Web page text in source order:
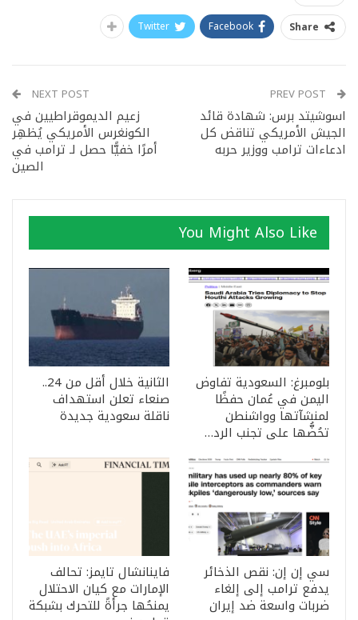
Share
Facebook
Twitter
اسوشيتد برس: شهادة قائد
الجيش الأمريكي تناقض كل
ادعاءات ترامب ووزير حربه
NEXT POST
زعيم الديموقراطيين في
الكونغرس الأمريكي يُظهِر
أمرًا خفيًّا حصل لـ ترامب في
الصين
You Might Also Like
بلومبرغ: السعودية تفاوض
اليمن في عُمان حفظًا
لمنشآتها وواشنطن
تحُضُّها على تجنب الرد…
الثانية خلال أقل من 24..
صنعاء تعلن استهداف
ناقلة سعودية جديدة
سي إن إن: نقص الذخائر
يدفع ترامب إلى إلغاء
ضربات واسعة ضد إيران
فاينانشال تايمز: تحالف
الإمارات مع كيان الاحتلال
يمنحُها جرأةً للتحرك بشبكة